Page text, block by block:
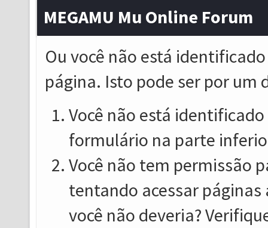
MEGAMU Mu Online Forum
Ou você não está
página. Isto pode ser por um
Você não está
formulário na parte
Você não tem permissão
tentando acessar
você não deveria?